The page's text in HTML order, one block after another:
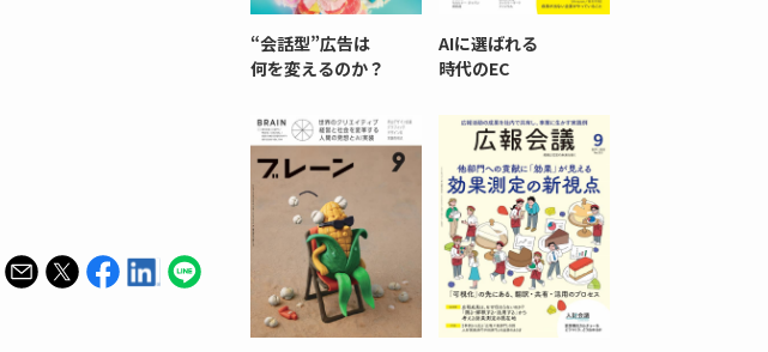
“会話型”広告は
何を変えるのか？
AIに選ばれる
時代のEC